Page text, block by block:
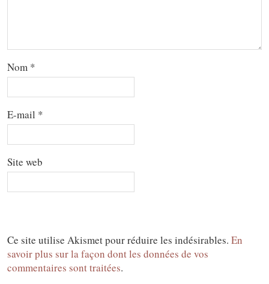
Nom *
E-mail *
Site web
Ce site utilise Akismet pour réduire les indésirables. En
savoir plus sur la façon dont les données de vos
commentaires sont traitées.